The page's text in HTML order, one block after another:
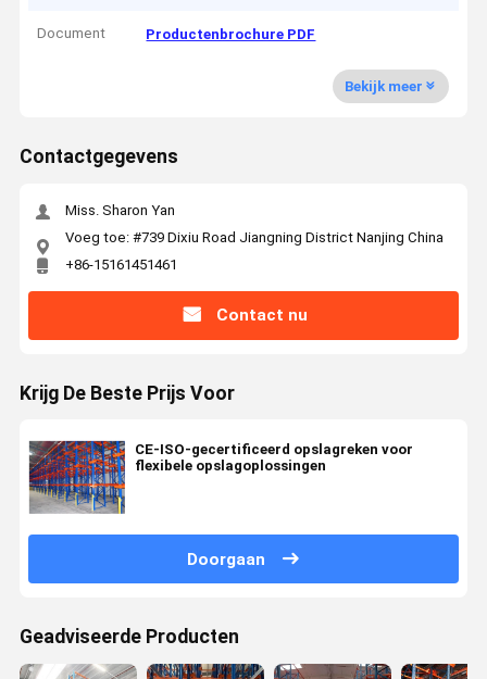
Document Productenbrochure PDF
Bekijk meer
Contactgegevens
Miss. Sharon Yan
Voeg toe: #739 Dixiu Road Jiangning District Nanjing China
+86-15161451461
Contact nu
Krijg De Beste Prijs Voor
CE-ISO-gecertificeerd opslagreken voor
flexibele opslagoplossingen
Doorgaan
Geadviseerde Producten